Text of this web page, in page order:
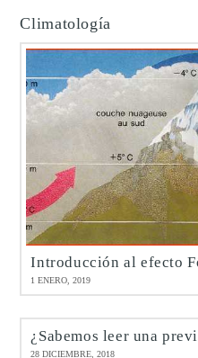
Climatología
Introducción al efecto
1 ENERO, 2019
¿Sabemos leer una
28 DICIEMBRE, 2018